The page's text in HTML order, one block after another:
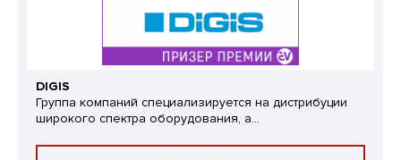
DIGIS
Группа компаний специализируется на дистрибуции
широкого спектра оборудования, а...